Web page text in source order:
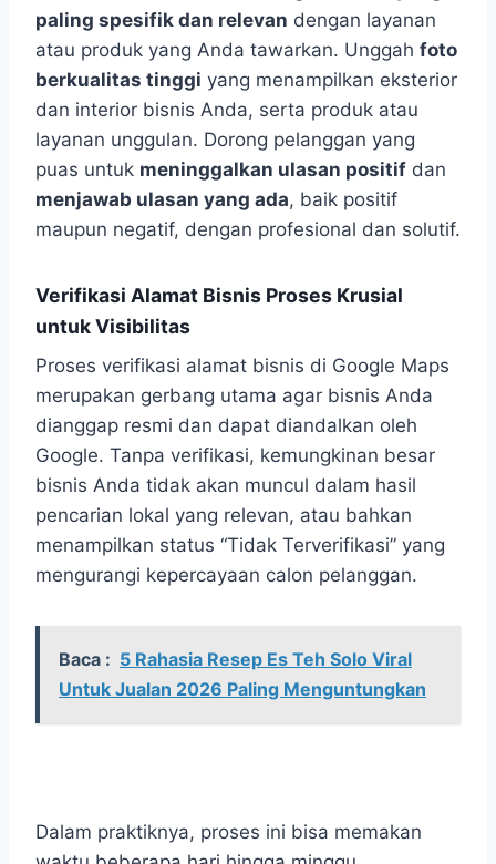
paling spesifik dan relevan dengan layanan
atau produk yang Anda tawarkan. Unggah foto
berkualitas tinggi yang menampilkan eksterior
dan interior bisnis Anda, serta produk atau
layanan unggulan. Dorong pelanggan yang
puas untuk meninggalkan ulasan positif dan
menjawab ulasan yang ada, baik positif
maupun negatif, dengan profesional dan solutif.
Verifikasi Alamat Bisnis Proses Krusial
untuk Visibilitas
Proses verifikasi alamat bisnis di Google Maps
merupakan gerbang utama agar bisnis Anda
dianggap resmi dan dapat diandalkan oleh
Google. Tanpa verifikasi, kemungkinan besar
bisnis Anda tidak akan muncul dalam hasil
pencarian lokal yang relevan, atau bahkan
menampilkan status “Tidak Terverifikasi” yang
mengurangi kepercayaan calon pelanggan.
Baca : 5 Rahasia Resep Es Teh Solo Viral
Untuk Jualan 2026 Paling Menguntungkan
Dalam praktiknya, proses ini bisa memakan